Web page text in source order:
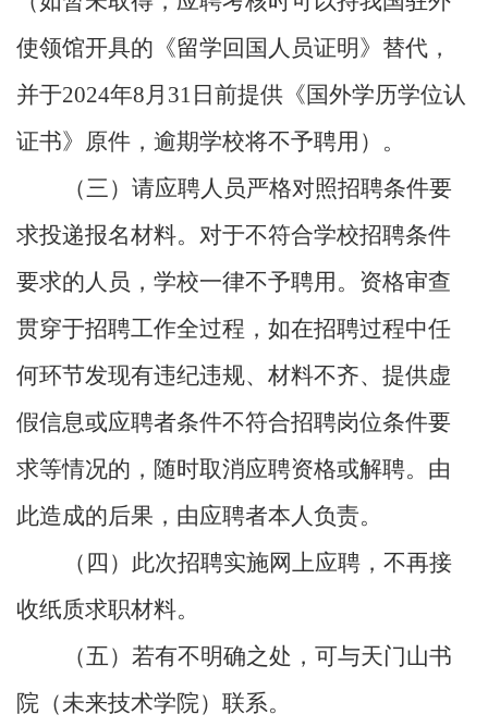
使领馆开具的《留学回国人员证明》替代，
并于2024年8月 31 日前提供《国外学历学位认
证书》原件，逾期学校将不予聘用）。
（三）请应聘人员严格对照招聘条件要
求投递报名材料。对于不符合学校招聘条件
要求的人员，学校一律不予聘用。资格审查
贯穿于招聘工作全过程，如在招聘过程中任
何环节发现有违纪违规、材料不齐、提供虚
假信息或应聘者条件不符合招聘岗位条件要
求等情况的，随时取消应聘资格或解聘。由
此造成的后果，由应聘者本人负责。
（四）此次招聘实施网上应聘，不再接
收纸质求职材料。
（五）若有不明确之处，可与天门山书
院（未来技术学院）联系。